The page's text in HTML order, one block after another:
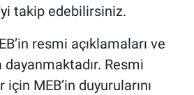
takip edebilirsiniz.
resmi açıklamaları ve
Resmi
MEB’in duyurularını